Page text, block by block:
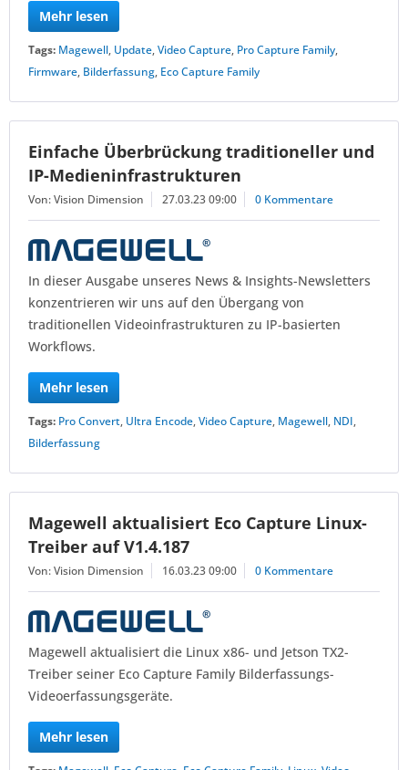
Mehr lesen
Tags: Magewell, Update,Video Capture, Pro Capture Family,
Firmware, Bilderfassung, Eco Capture Family
Einfache Überbrückung traditioneller und
IP-Medieninfrastrukturen
Von: Vision Dimension 27.03.23 09:00 0 Kommentare
In dieser Ausgabe unseres News & Insights-Newsletters
konzentrieren wir uns auf den Übergang von
traditionellen Videoinfrastrukturen zu IP-basierten
Workflows.
Mehr lesen
Tags: Pro Convert, Ultra Encode,Video Capture, Magewell, NDI,
Bilderfassung
Magewell aktualisiert Eco Capture Linux-
Treiber auf V1.4.187
Von: Vision Dimension 16.03.23 09:00 0 Kommentare
Magewell aktualisiert die Linux x86- und Jetson TX2-
Treiber seiner Eco Capture Family Bilderfassungs-
Videoerfassungsgeräte.
Mehr lesen